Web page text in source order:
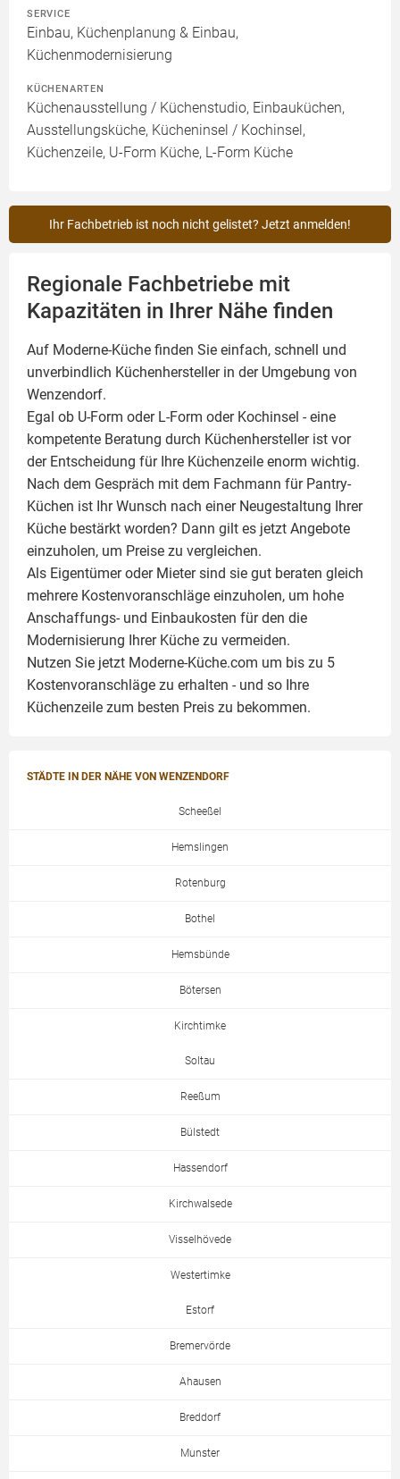
SERVICE
Einbau, Küchenplanung & Einbau,
Küchenmodernisierung
KÜCHENARTEN
Küchenausstellung / Küchenstudio, Einbauküchen,
Ausstellungsküche, Kücheninsel / Kochinsel,
Küchenzeile, U-Form Küche, L-Form Küche
Ihr Fachbetrieb ist noch nicht gelistet? Jetzt anmelden!
Regionale Fachbetriebe mit
Kapazitäten in Ihrer Nähe finden
Auf Moderne-Küche finden Sie einfach, schnell und
unverbindlich Küchenhersteller in der Umgebung von
Wenzendorf.
Egal ob U-Form oder L-Form oder Kochinsel - eine
kompetente Beratung durch Küchenhersteller ist vor
der Entscheidung für Ihre Küchenzeile enorm wichtig.
Nach dem Gespräch mit dem Fachmann für Pantry-
Küchen ist Ihr Wunsch nach einer Neugestaltung Ihrer
Küche bestärkt worden? Dann gilt es jetzt Angebote
einzuholen, um Preise zu vergleichen.
Als Eigentümer oder Mieter sind sie gut beraten gleich
mehrere Kostenvoranschläge einzuholen, um hohe
Anschaffungs- und Einbaukosten für den die
Modernisierung Ihrer Küche zu vermeiden.
Nutzen Sie jetzt Moderne-Küche.com um bis zu 5
Kostenvoranschläge zu erhalten - und so Ihre
Küchenzeile zum besten Preis zu bekommen.
STÄDTE IN DER NÄHE VON WENZENDORF
Scheeßel
Hemslingen
Rotenburg
Bothel
Hemsbünde
Bötersen
Kirchtimke
Soltau
Reeßum
Bülstedt
Hassendorf
Kirchwalsede
Visselhövede
Westertimke
Estorf
Bremervörde
Ahausen
Breddorf
Munster